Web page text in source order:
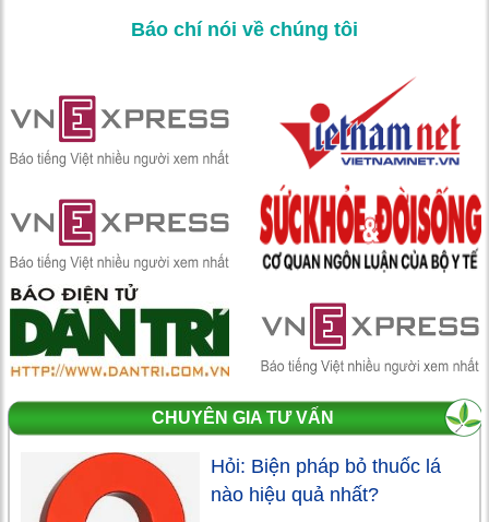
Báo chí nói về chúng tôi
CHUYÊN GIA TƯ VẤN
Hỏi: Biện pháp bỏ thuốc lá
nào hiệu quả nhất?